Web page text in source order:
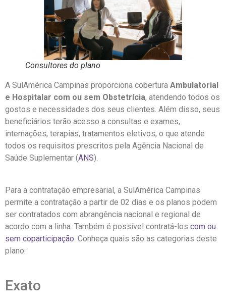
Consultores do plano
A SulAmérica Campinas proporciona cobertura Ambulatorial
e Hospitalar com ou sem Obstetrícia, atendendo todos os
gostos e necessidades dos seus clientes. Além disso, seus
beneficiários terão acesso a consultas e exames,
internações, terapias, tratamentos eletivos, o que atende
todos os requisitos prescritos pela Agência Nacional de
Saúde Suplementar (ANS).
Para a contratação empresarial, a SulAmérica Campinas
permite a contratação a partir de 02 dias e os planos podem
ser contratados com abrangência nacional e regional de
acordo com a linha. Também é possível contratá-los com ou
sem coparticipação . Conheça quais são as categorias deste
plano:
Exato